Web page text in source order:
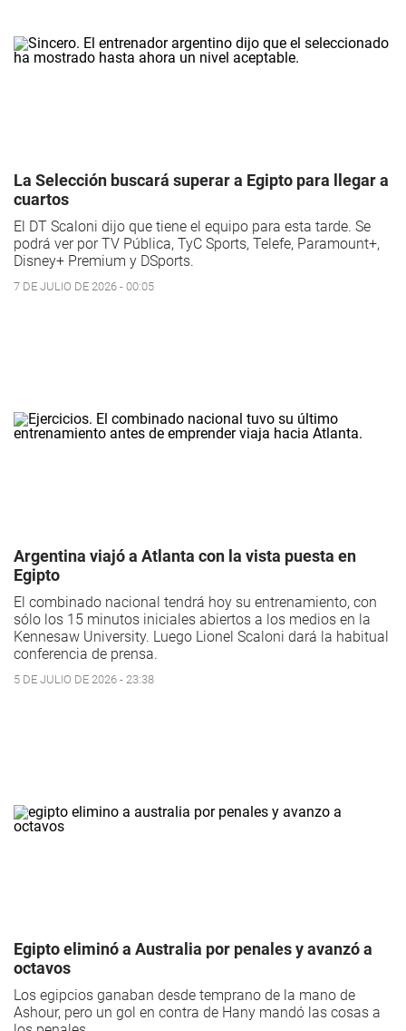
La Selección buscará superar a Egipto para llegar a
cuartos
El DT Scaloni dijo que tiene el equipo para esta tarde. Se
podrá ver por TV Pública, TyC Sports, Telefe, Paramount+,
Disney+ Premium y DSports.
7 DE JULIO DE 2026 - 00:05
Argentina viajó a Atlanta con la vista puesta en
Egipto
El combinado nacional tendrá hoy su entrenamiento, con
sólo los 15 minutos iniciales abiertos a los medios en la
Kennesaw University. Luego Lionel Scaloni dará la habitual
conferencia de prensa.
5 DE JULIO DE 2026 - 23:38
Egipto eliminó a Australia por penales y avanzó a
octavos
Los egipcios ganaban desde temprano de la mano de
Ashour, pero un gol en contra de Hany mandó las cosas a